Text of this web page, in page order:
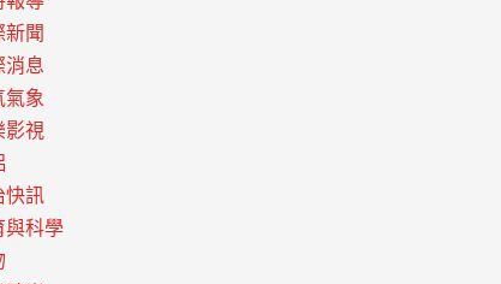
新聞
消息
氣象
影視
快訊
與科學